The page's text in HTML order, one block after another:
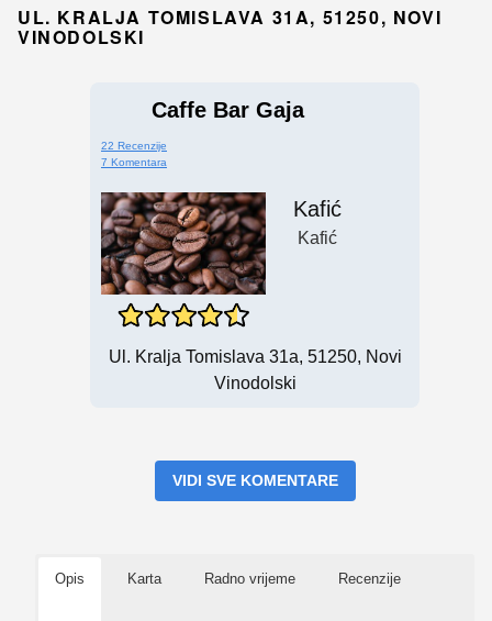
UL. KRALJA TOMISLAVA 31A, 51250, NOVI
VINODOLSKI
Caffe Bar Gaja
22 Recenzije
7 Komentara
Kafić
Kafić
Ul. Kralja Tomislava 31a, 51250, Novi
Vinodolski
VIDI SVE KOMENTARE
Opis Karta Radno vrijeme Recenzije